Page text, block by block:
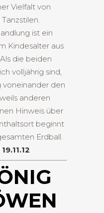
Vielfalt von
ist ein
Kindesalter aus
die beiden
volljährig sind,
voneinander den
anderen
Hinweis über
beginnt
Erdball.